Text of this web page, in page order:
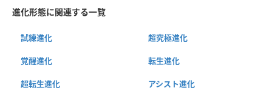
進化形態に関連する一覧
試練進化 超究極進化
覚醒進化 転生進化
超転生進化 アシスト進化